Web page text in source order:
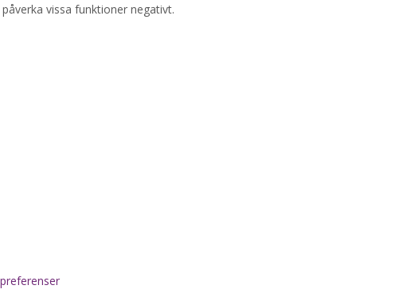
vissa funktioner negativt.